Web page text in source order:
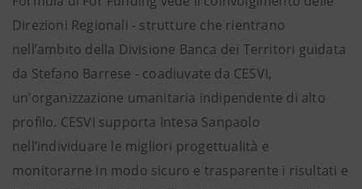
Direzioni Regionali - strutture che rientrano
nell’ambito della Divisione Banca dei Territori guidata
da Stefano Barrese - coadiuvate da CESVI,
un’organizzazione umanitaria indipendente di alto
profilo. CESVI supporta Intesa Sanpaolo
nell’individuare le migliori progettualità e
monitorarne in modo sicuro e trasparente i risultati e